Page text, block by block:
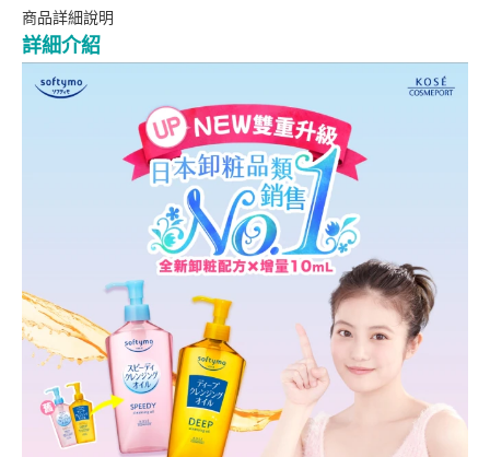
商品詳細說明
詳細介紹